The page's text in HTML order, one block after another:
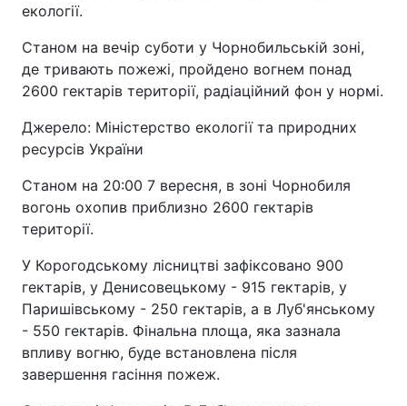
екології.
Станом на вечір суботи у Чорнобильській зоні,
де тривають пожежі, пройдено вогнем понад
2600 гектарів території, радіаційний фон у нормі.
Джерело: Міністерство екології та природних
ресурсів України
Станом на 20:00 7 вересня, в зоні Чорнобиля
вогонь охопив приблизно 2600 гектарів
території.
У Корогодському лісництві зафіксовано 900
гектарів, у Денисовецькому - 915 гектарів, у
Паришівському - 250 гектарів, а в Луб'янському
- 550 гектарів. Фінальна площа, яка зазнала
впливу вогню, буде встановлена після
завершення гасіння пожеж.